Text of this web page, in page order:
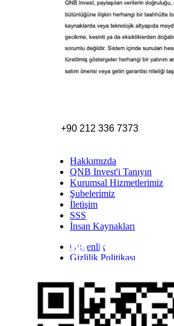
+90 212 336 7373
Hakkımızda
QNB Invest'i Tanıyın
Kurumsal Hizmetlerimiz
Şubelerimiz
İletişim
SSS
İnsan Kaynakları
Güvenlik
Gizlilik Politikası
Yasal Duyurular
Bilgi Toplumu Hizmetleri
Kişisel Verilerin Korunması
TwittLinkYoutWhatsapp